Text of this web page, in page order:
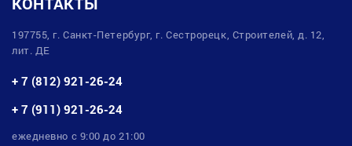
197755, г. Санкт-Петербург, г. Сестрорецк, Строителей, д. 12,
лит. ДЕ
+ 7 (812) 921-26-24
+ 7 (911) 921-26-24
ежедневно с 9:00 до 21:00